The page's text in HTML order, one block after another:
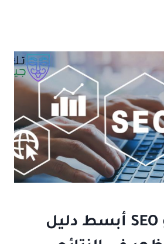
ما هو السيو SEO أبسط دليل